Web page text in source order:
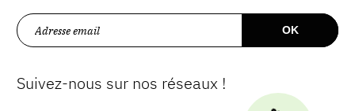
Suivez-nous sur nos réseaux !